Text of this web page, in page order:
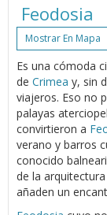
Feodosia
Mostrar En Mapa
Es una cómoda
de Crimea y, sin
viajeros. Eso no
palayas
convirtieron a
verano y barros
conocido
de la
añaden un